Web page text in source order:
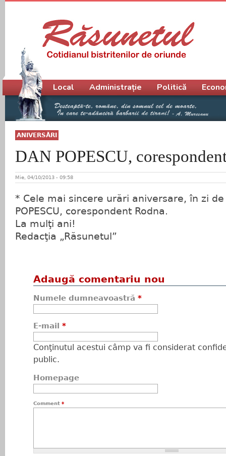
ANIVERSĂRI
DAN POPESCU,
Mie, 04/10/2013 - 09:58
* Cele mai sincere urări aniversare, în zi
POPESCU, corespondent Rodna.
La mulţi ani!
Redacţia „Răsunetul”
Adaugă comentariu nou
Numele dumneavoastră *
E-mail *
Conţinutul acestui câmp va fi considerat
public.
Homepage
Comment *
Meniu principal
Local Administrație Politică